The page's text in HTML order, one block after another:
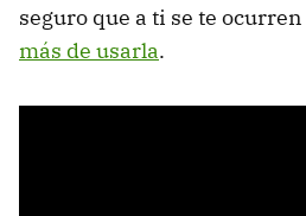
seguro que a ti se te ocurren
más de usarla.